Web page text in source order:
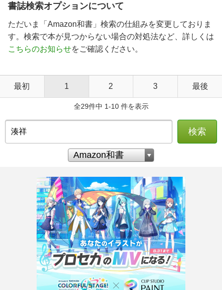
書誌検索オプションについて
ただいま「Amazon和書」検索の仕組みを変更しておりま
す。検索で本が見つからない場合の対処法など、詳しくは
こちらのお知らせをご確認ください。
最初 1 2 3 最後
全29件中 1-10 件を表示
検索